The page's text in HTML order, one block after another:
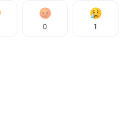
0 1